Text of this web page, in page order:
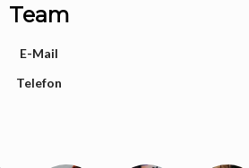
Team
E-Mail
Telefon